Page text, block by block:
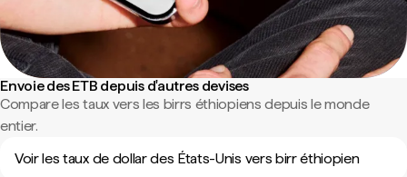
Envoie des ETB depuis d'autres devises
Compare les taux vers les birrs éthiopiens depuis le monde
entier.
Voir les taux de dollar des États-Unis vers birr éthiopien